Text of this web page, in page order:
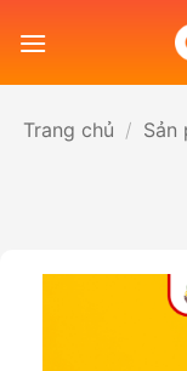
qua
Trang chủ / Sản